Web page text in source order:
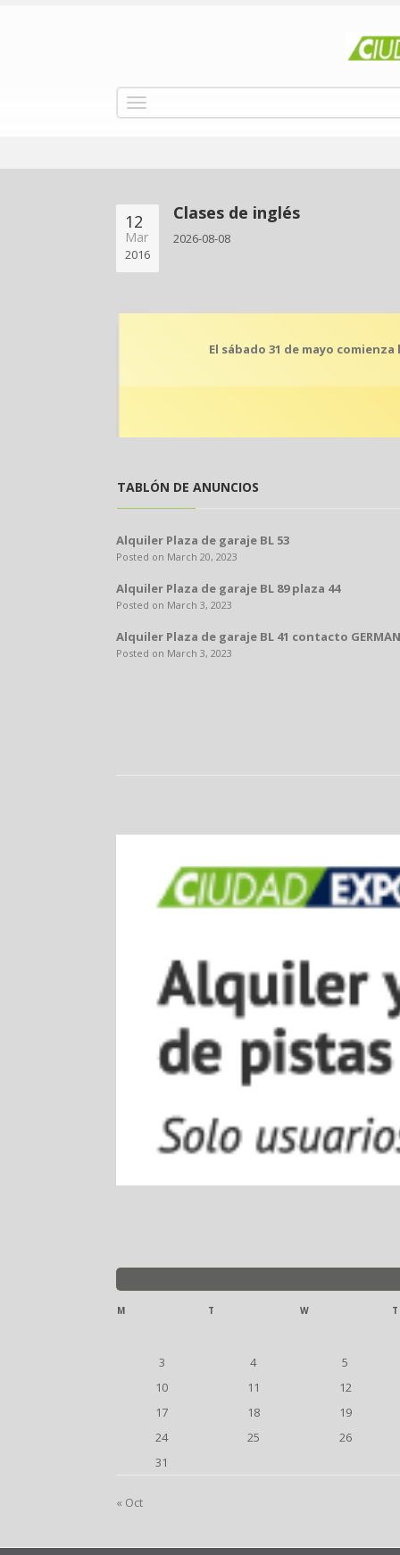
12
Mar
2016
Clases de inglés
2026-08-08
El sábado 31 de mayo
TABLÓN DE ANUNCIOS
Alquiler Plaza de garaje BL 53
Posted on March 20, 2023
Alquiler Plaza de garaje BL 89 plaza 44
Posted on March 3, 2023
Alquiler Plaza de garaje BL 41 contacto GERMÁN
Posted on March 3, 2023
M T W T
3 4
5
10
11
12
17
18
19
24
25
26
31
« Oct